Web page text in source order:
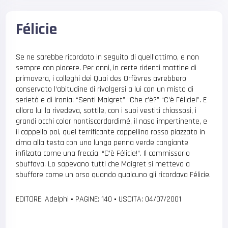
Félicie
Se ne sarebbe ricordato in seguito di quell’attimo, e non
sempre con piacere. Per anni, in certe ridenti mattine di
primavera, i colleghi dei Quai des Orfèvres avrebbero
conservato l’abitudine di rivolgersi a lui con un misto di
serietà e di ironia: “Senti Maigret” “Che c’è?” “C’è Félicie!”. E
allora lui la rivedeva, sottile, con i suoi vestiti chiassosi, i
grandi occhi color nontiscordardimé, il naso impertinente, e
il cappello poi, quel terrificante cappellino rosso piazzato in
cima alla testa con una lunga penna verde cangiante
infilzata come una freccia. “C’è Félicie!”. Il commissario
sbuffava. Lo sapevano tutti che Maigret si metteva a
sbuffare come un orso quando qualcuno gli ricordava Félicie.
EDITORE: Adelphi • PAGINE: 140 • USCITA: 04/07/2001